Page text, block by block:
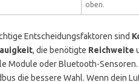
oben.
Entscheidungsfaktoren sind
, die benötigte Reichweite
Module oder Bluetooth-
die bessere Wahl. Wenn dein